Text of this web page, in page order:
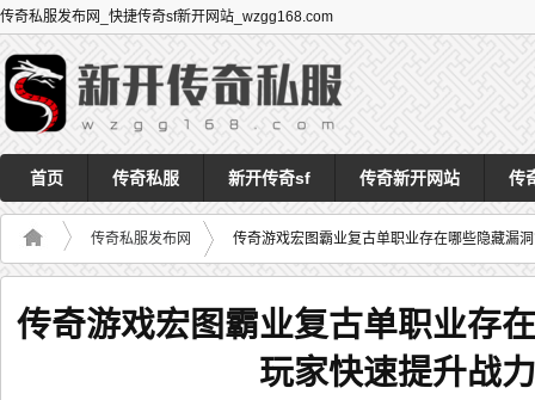
传奇私服发布网_快捷传奇sf新开网站_wzgg168.com
首页 传奇私服 新开传奇sf 传奇新开网站 传
传奇私服发布网 传奇游戏宏图霸业复古单职业存在哪些隐藏漏
传奇游戏宏图霸业复古单职业存
玩家快速提升战